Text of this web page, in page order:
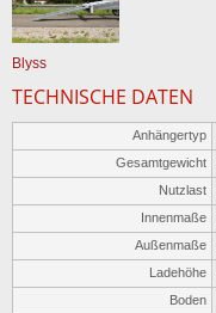
Blyss
TECHNISCHE DATEN
Anhängertyp
Gesamtgewicht
Nutzlast
Innenmaße
Außenmaße
Ladehöhe
Boden